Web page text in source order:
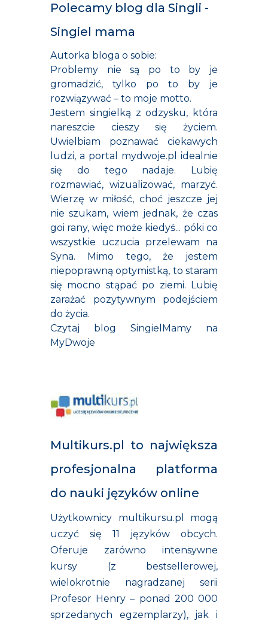
Polecamy blog dla Singli -
Singiel mama
Autorka bloga o sobie:
Problemy nie są po to by je
gromadzić, tylko po to by je
rozwiązywać – to moje motto.
Jestem singielką z odzysku, która
nareszcie cieszy się życiem.
Uwielbiam poznawać ciekawych
ludzi, a portal mydwoje.pl idealnie
się do tego nadaje. Lubię
rozmawiać, wizualizować, marzyć.
Wierzę w miłość, choć jeszcze jej
nie szukam, wiem jednak, że czas
goi rany, więc może kiedyś... póki co
wszystkie uczucia przelewam na
Syna. Mimo tego, że jestem
niepoprawną optymistką, to staram
się mocno stąpać po ziemi. Lubię
zarażać pozytywnym podejściem
do życia.
Czytaj blog SingielMamy na
MyDwoje
Multikurs.pl to największa
profesjonalna platforma
do nauki języków online
Użytkownicy multikursu.pl mogą
uczyć się 11 języków obcych.
Oferuje zarówno intensywne
kursy (z bestsellerowej,
wielokrotnie nagradzanej serii
Profesor Henry – ponad 200 000
sprzedanych egzemplarzy), jak i